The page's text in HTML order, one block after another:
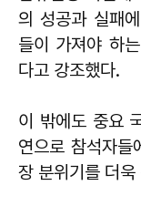
의 성공과 실패
들이 가져야 하
다고 강조했다.
이 밖에도 중요
연으로 참석자들
장 분위기를 더